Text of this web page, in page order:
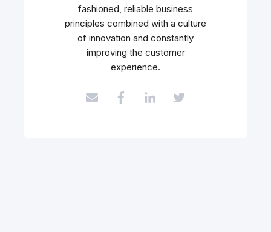
fashioned, reliable business
principles combined with a culture
of innovation and constantly
improving the customer
experience.